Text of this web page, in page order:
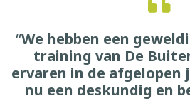
“We hebben een
training van De
ervaren in de afgelopen
nu een deskundig en